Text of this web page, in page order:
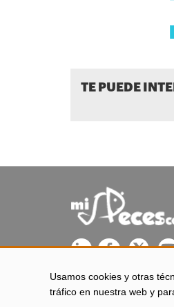
Usamos cookies y otras
tráfico en nuestra web y
TE PUEDE
misPeces se edita desde